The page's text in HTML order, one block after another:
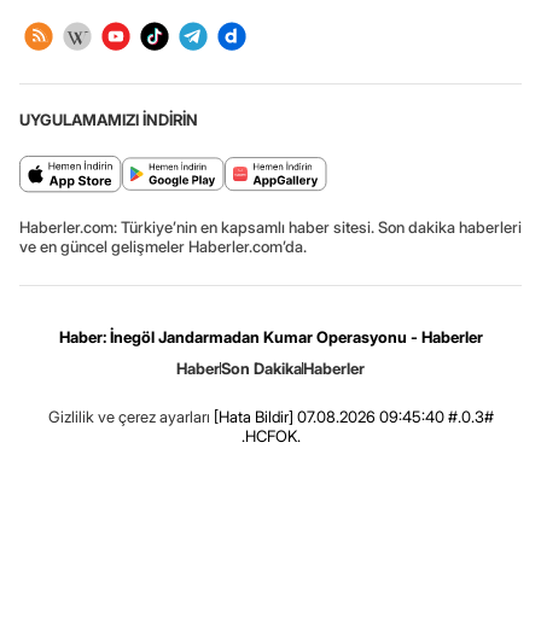
UYGULAMAMIZI İNDİRİN
Haberler.com: Türkiye’nin en kapsamlı haber sitesi. Son dakika haberleri
ve en güncel gelişmeler Haberler.com’da.
Haber: İnegöl Jandarmadan Kumar Operasyonu - Haberler
HaberSon DakikaHaberler
Gizlilik ve çerez ayarları [Hata Bildir] 07.08.2026 09:45:40 #.0.3#
.HCFOK.